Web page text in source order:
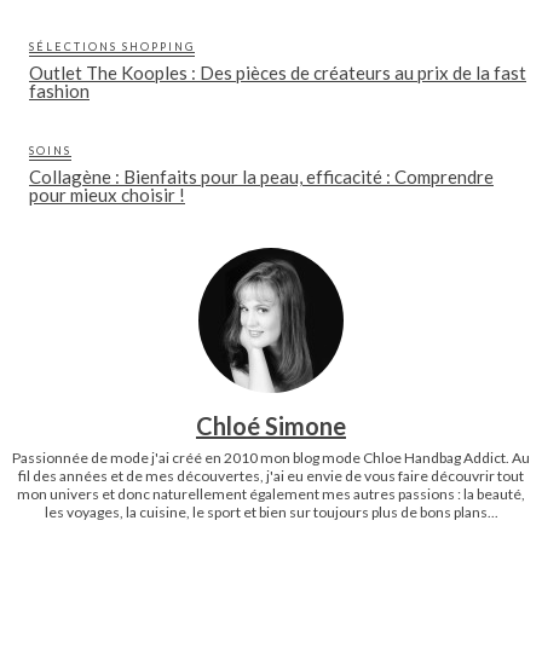
SÉLECTIONS SHOPPING
Outlet The Kooples : Des pièces de créateurs au prix de la fast
fashion
SOINS
Collagène : Bienfaits pour la peau, efficacité : Comprendre
pour mieux choisir !
Chloé Simone
Passionnée de mode j'ai créé en 2010 mon blog mode Chloe Handbag Addict. Au
fil des années et de mes découvertes, j'ai eu envie de vous faire découvrir tout
mon univers et donc naturellement également mes autres passions : la beauté,
les voyages, la cuisine, le sport et bien sur toujours plus de bons plans...